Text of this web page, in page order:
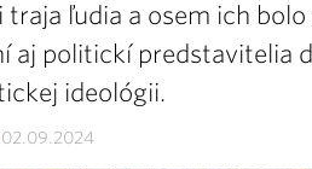
traja ľudia a osem ich
aj politickí predstavitelia
ideológii.
02.09.2024